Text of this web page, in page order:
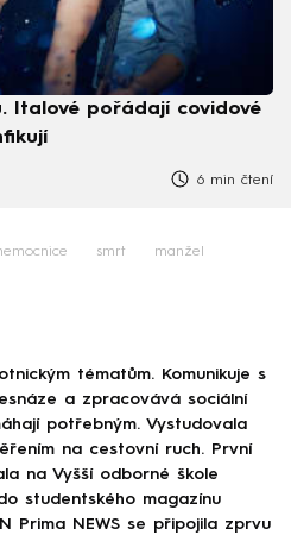
Italové pořádají covidové
6 min čtení
smrt manžel
tématům. Komunikuje s
a zpracovává sociální
potřebným. Vystudovala
na cestovní ruch. První
na Vyšší odborné škole
studentského magazínu
Prima NEWS se připojila zprvu